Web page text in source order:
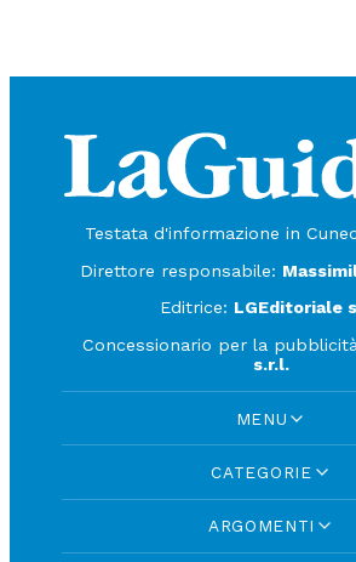
Testata d'informazione in
Direttore responsabile:
Editrice: LGEditoriale
Concessionario per la
s.r.l.
MENU
CATEGORIE
ARGOMENTI